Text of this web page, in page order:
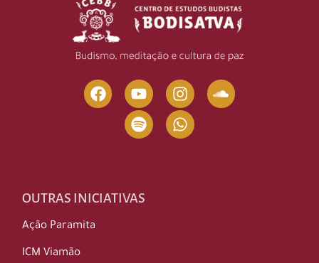
OUTRAS INICIATIVAS
Ação Paramita
ICM Viamão